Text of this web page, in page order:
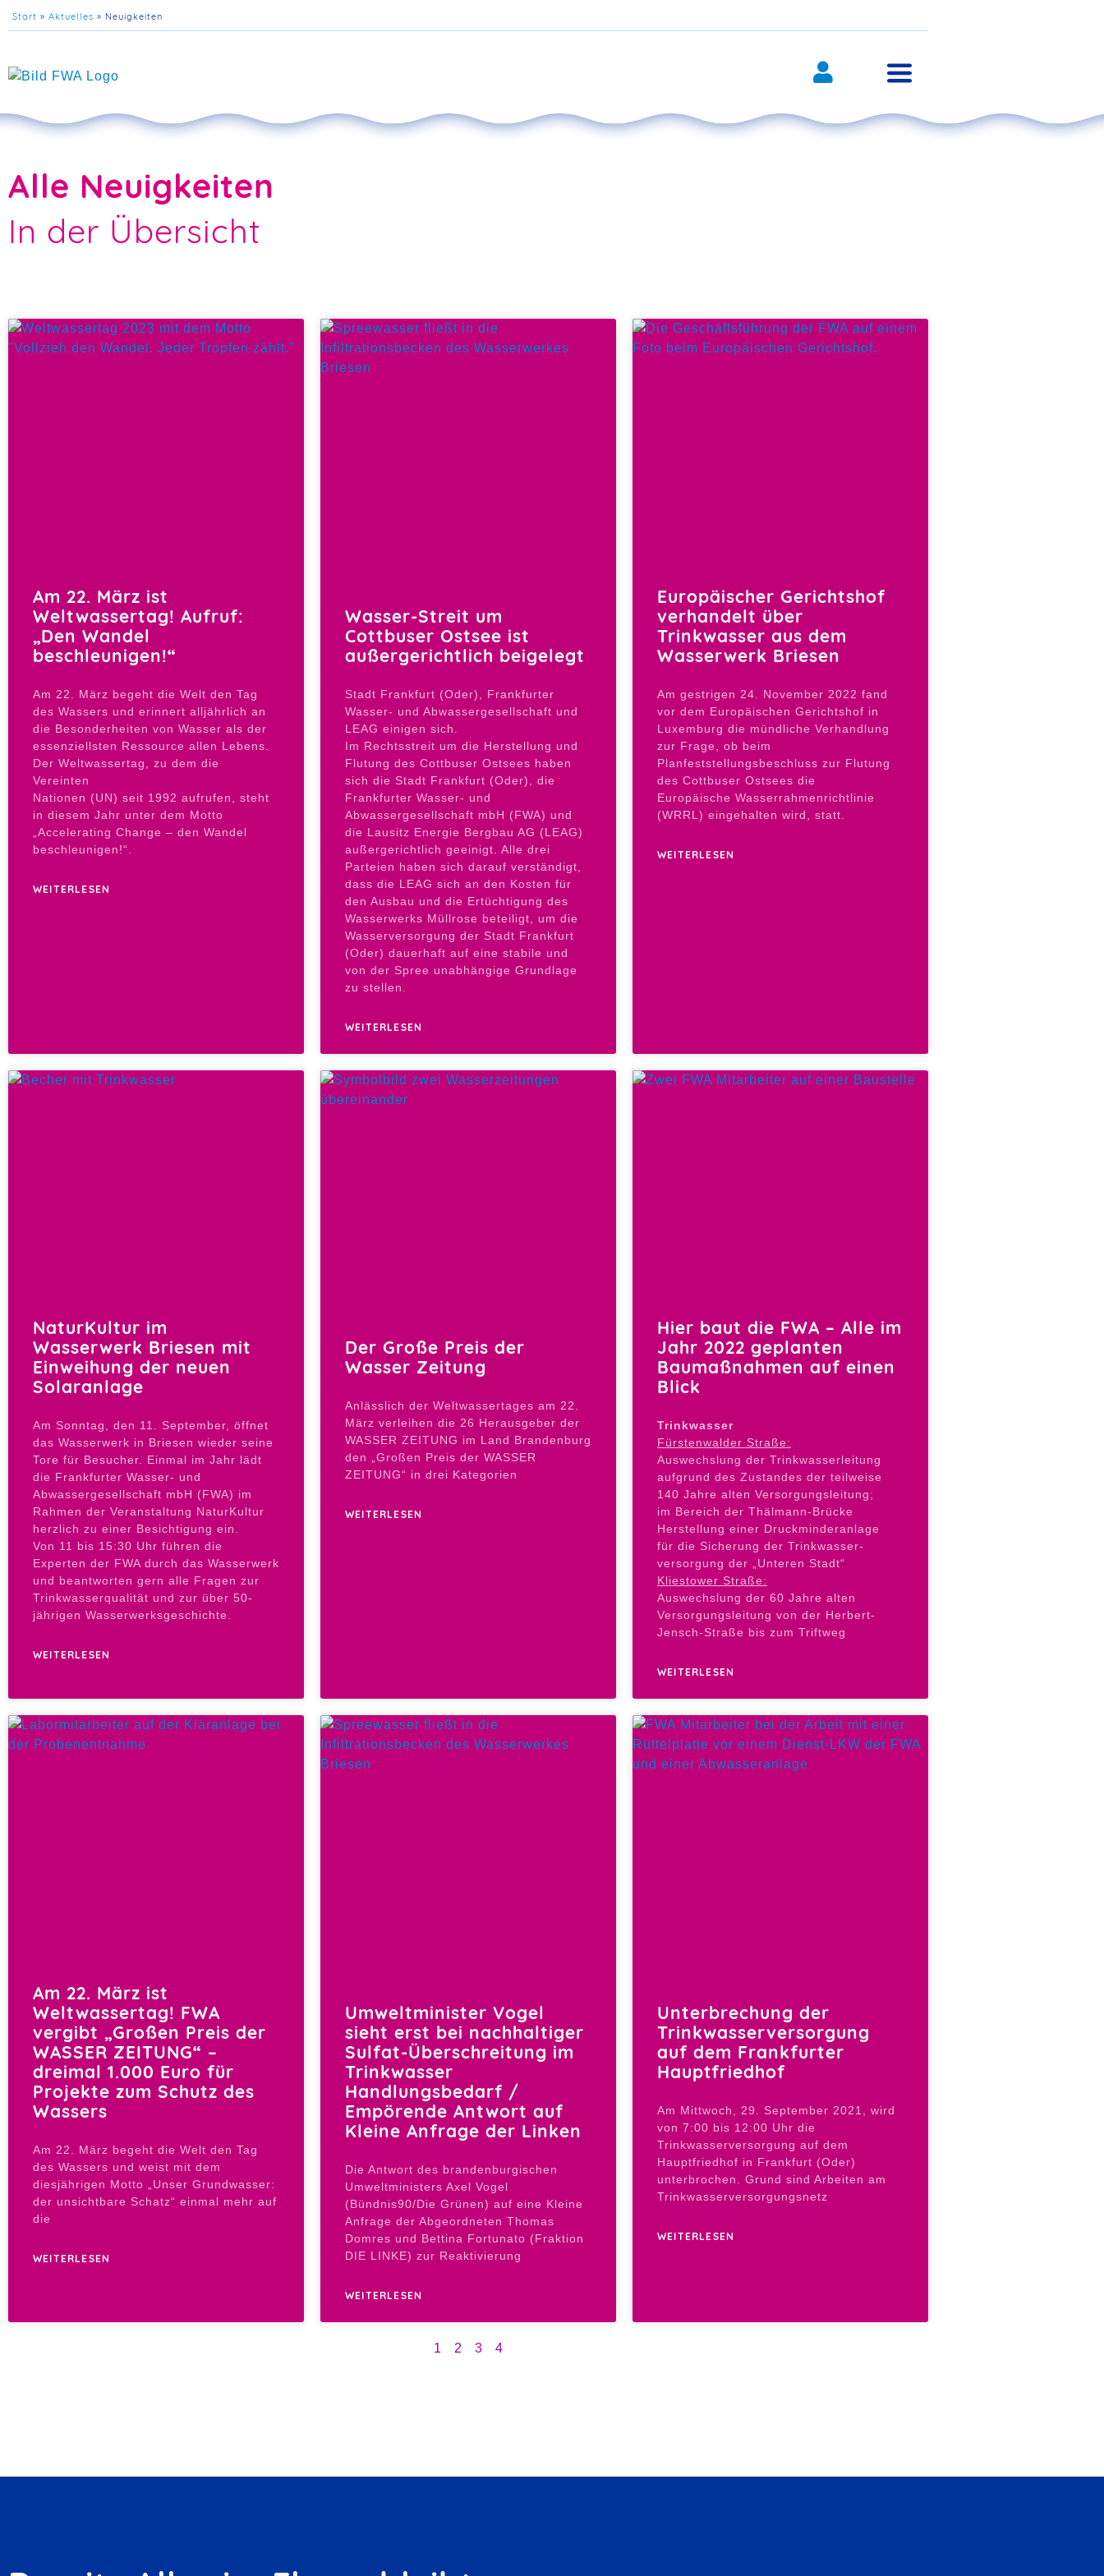
Start » Aktuelles » Neuigkeiten
Alle Neuigkeiten
In der Übersicht
Am 22. März ist
Weltwassertag! Aufruf:
„Den Wandel
beschleunigen!“
Am 22. März begeht die Welt den Tag
des Wassers und erinnert alljährlich an
die Besonderheiten von Wasser als der
essenziellsten Ressource allen Lebens.
Der Weltwassertag, zu dem die
Vereinten
Nationen (UN) seit 1992 aufrufen, steht
in diesem Jahr unter dem Motto
„Accelerating Change – den Wandel
beschleunigen!“.
WEITERLESEN
Wasser-Streit um
Cottbuser Ostsee ist
außergerichtlich beigelegt
Stadt Frankfurt (Oder), Frankfurter
Wasser- und Abwassergesellschaft und
LEAG einigen sich​.
Im Rechtsstreit um die Herstellung und
Flutung des Cottbuser Ostsees haben
sich die Stadt Frankfurt (Oder), die
Frankfurter Wasser- und
Abwassergesellschaft mbH (FWA) und
die Lausitz Energie Bergbau AG (LEAG)
außergerichtlich geeinigt. Alle drei
Parteien haben sich darauf verständigt,
dass die LEAG sich an den Kosten für
den Ausbau und die Ertüchtigung des
Wasserwerks Müllrose beteiligt, um die
Wasserversorgung der Stadt Frankfurt
(Oder) dauerhaft auf eine stabile und
von der Spree unabhängige Grundlage
zu stellen.
WEITERLESEN
Europäischer Gerichtshof
verhandelt über
Trinkwasser aus dem
Wasserwerk Briesen
Am gestrigen 24. November 2022 fand
vor dem Europäischen Gerichtshof in
Luxemburg die mündliche Verhandlung
zur Frage, ob beim
Planfeststellungsbeschluss zur Flutung
des Cottbuser Ostsees die
Europäische Wasserrahmenrichtlinie
(WRRL) eingehalten wird, statt.
WEITERLESEN
NaturKultur im
Wasserwerk Briesen mit
Einweihung der neuen
Solaranlage
Am Sonntag, den 11. September, öffnet
das Wasserwerk in Briesen wieder seine
Tore für Besucher. Einmal im Jahr lädt
die Frankfurter Wasser- und
Abwassergesellschaft mbH (FWA) im
Rahmen der Veranstaltung NaturKultur
herzlich zu einer Besichtigung ein.
Von 11 bis 15:30 Uhr führen die
Experten der FWA durch das Wasserwerk
und beantworten gern alle Fragen zur
Trinkwasserqualität und zur über 50-
jährigen Wasserwerksgeschichte.
WEITERLESEN
Der Große Preis der
Wasser Zeitung
Anlässlich der Weltwassertages am 22.
März verleihen die 26 Herausgeber der
WASSER ZEITUNG im Land Brandenburg
den „Großen Preis der WASSER
ZEITUNG“ in drei Kategorien
WEITERLESEN
Hier baut die FWA – Alle im
Jahr 2022 geplanten
Baumaßnahmen auf einen
Blick
Trinkwasser
Fürstenwalder Straße:
Auswechslung der Trinkwasserleitung
aufgrund des Zustandes der teilweise
140 Jahre alten Versorgungsleitung;
im Bereich der Thälmann-Brücke
Herstellung einer Druckminderanlage
für die Sicherung der Trinkwasser-
versorgung der „Unteren Stadt“
Kliestower Straße:
Auswechslung der 60 Jahre alten
Versorgungsleitung von der Herbert-
Jensch-Straße bis zum Triftweg
WEITERLESEN
Am 22. März ist
Weltwassertag! FWA
vergibt „Großen Preis der
WASSER ZEITUNG“ –
dreimal 1.000 Euro für
Projekte zum Schutz des
Wassers
Am 22. März begeht die Welt den Tag
des Wassers und weist mit dem
diesjährigen Motto „Unser Grundwasser:
der unsichtbare Schatz“ einmal mehr auf
die
WEITERLESEN
Umweltminister Vogel
sieht erst bei nachhaltiger
Sulfat-Überschreitung im
Trinkwasser
Handlungsbedarf /
Empörende Antwort auf
Kleine Anfrage der Linken
Die Antwort des brandenburgischen
Umweltministers Axel Vogel
(Bündnis90/Die Grünen) auf eine Kleine
Anfrage der Abgeordneten Thomas
Domres und Bettina Fortunato (Fraktion
DIE LINKE) zur Reaktivierung
WEITERLESEN
Unterbrechung der
Trinkwasserversorgung
auf dem Frankfurter
Hauptfriedhof
Am Mittwoch, 29. September 2021, wird
von 7:00 bis 12:00 Uhr die
Trinkwasserversorgung auf dem
Hauptfriedhof in Frankfurt (Oder)
unterbrochen. Grund sind Arbeiten am
Trinkwasserversorgungsnetz
WEITERLESEN
1 2 3 4